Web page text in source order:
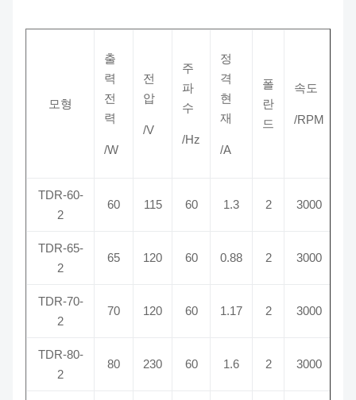
모형
출
력
전
력
/W
전
압
/V
주
파
수
/Hz
정
격
현
재
/A
폴
란
드
속도
/RPM
TDR-60-
2
60 115 60 1.3 2 3000
TDR-65-
2
65 120 60 0.88 2 3000
TDR-70-
2
70 120 60 1.17 2 3000
TDR-80-
2
80 230 60 1.6 2 3000